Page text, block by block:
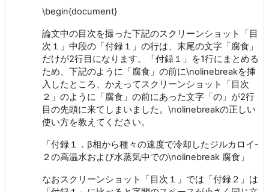
\begin{document}
論文中の目次を撮った下記のスクリーンショット「目
次１」中段の「付録１」の行は、末尾の文字「腐食」
だけが2行目になります。「付録１」を1行にまとめる
ため、下記のように「腐食」の前に\nolinebreakを挿
入したところ、かえってスクリーンショット「目次
２」のように「腐食」の前にあった文字「の」が2行
目の先頭に来てしまいました。\nolinebreakの正しい
使い方を教えてください。
「付録１．β相から種々の速度で冷却したジルカロイ-
２の高温水および水蒸気中での\nolinebreak 腐食」
なおスクリーンショット「目次１」では「付録２」は